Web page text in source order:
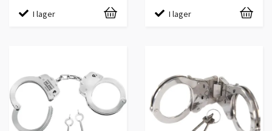
I lager I lager